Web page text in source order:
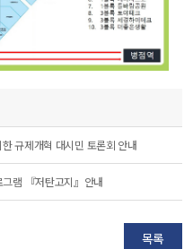
규제개혁 대시민 토론회 안내
램 『저탄고지』안내
목록